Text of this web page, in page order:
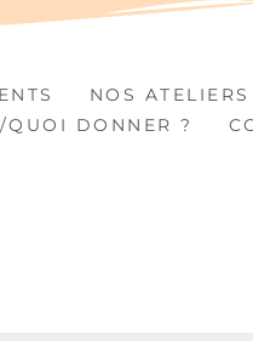
NOS ATELIERS
QUOI DONNER ?